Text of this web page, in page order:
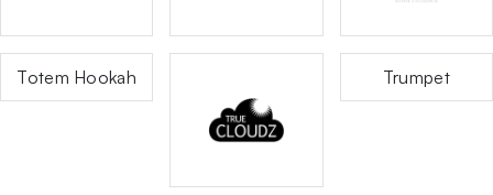
Totem Hookah Trumpet